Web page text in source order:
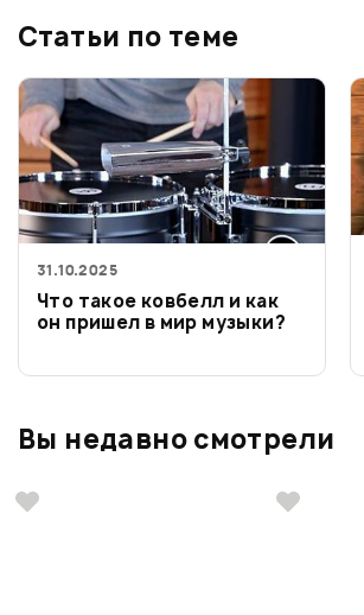
Статьи по теме
31.10.2025
Что такое ковбелл и как
он пришел в мир музыки?
Вы недавно смотрели